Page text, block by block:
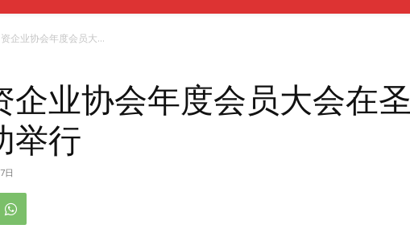
企业协会年度会员大...
企业协会年度会员大会在圣
举行
日